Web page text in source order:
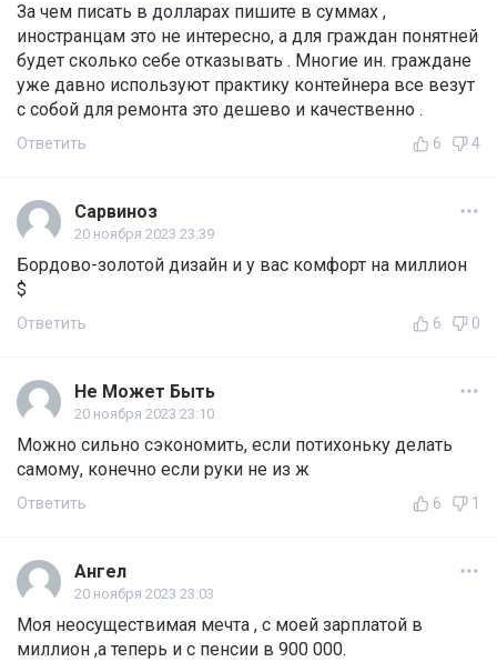
За чем писать в долларах пишите в суммах ,
иностранцам это не интересно, а для граждан понятней
будет сколько себе отказывать . Многие ин. граждане
уже давно используют практику контейнера все везут
с собой для ремонта это дешево и качественно .
Ответить 6 4
Сарвиноз
20 ноября 2023 23:39
Бордово-золотой дизайн и у вас комфорт на миллион
$
Ответить 6 0
Не Может Быть
20 ноября 2023 23:10
Можно сильно сэкономить, если потихоньку делать
самому, конечно если руки не из ж
Ответить 6 1
Ангел
20 ноября 2023 23:03
Моя неосуществимая мечта , с моей зарплатой в
миллион ,а теперь и с пенсии в 900 000.